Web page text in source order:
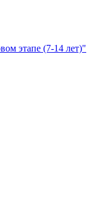
этапе (7-14 лет)"